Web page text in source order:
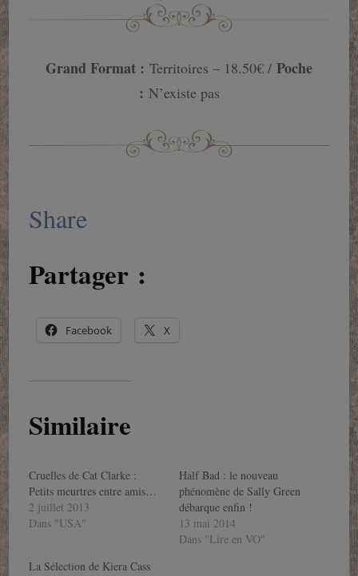
Grand Format : Territoires – 18.50€ / Poche
: N’existe pas
Share
Partager :
Facebook X
Similaire
Cruelles de Cat Clarke :
Petits meurtres entre amis…
2 juillet 2013
Dans "USA"
Half Bad : le nouveau
phénomène de Sally Green
débarque enfin !
13 mai 2014
Dans "Lire en VO"
La Sélection de Kiera Cass